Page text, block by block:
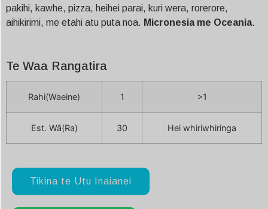
pakihi, kawhe, pizza, heihei parai, kuri wera, rorerore,
aihikirimi, me etahi atu puta noa. Micronesia me Oceania.
Te Waa Rangatira
Rahi(Waeine) 1 >1
Est. Wā(Ra) 30 Hei whiriwhiringa
Tikina te Utu Inaianei